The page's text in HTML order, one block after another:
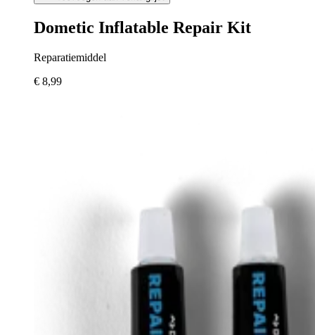
Dometic Inflatable Repair Kit
Reparatiemiddel
€ 8,99